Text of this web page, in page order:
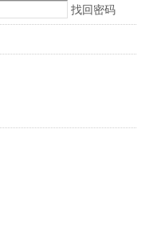
找回密码